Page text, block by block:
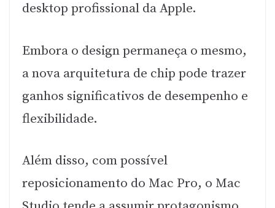
desktop profissional da Apple.
Embora o design permaneça o mesmo,
a nova arquitetura de chip pode trazer
ganhos significativos de desempenho e
flexibilidade.
Além disso, com possível
reposicionamento do Mac Pro, o Mac